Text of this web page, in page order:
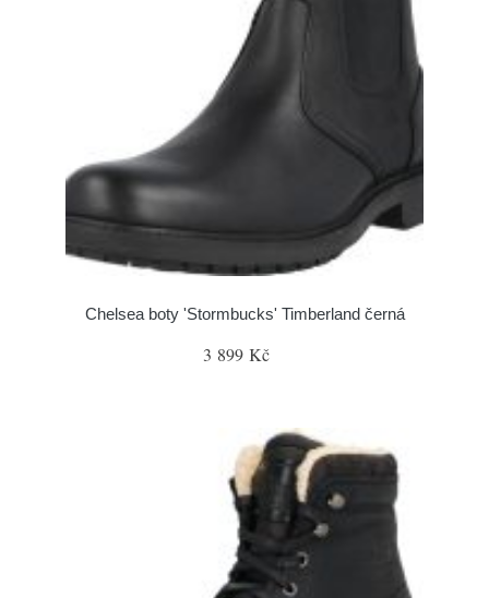
Chelsea boty 'Stormbucks' Timberland černá
3 899 Kč